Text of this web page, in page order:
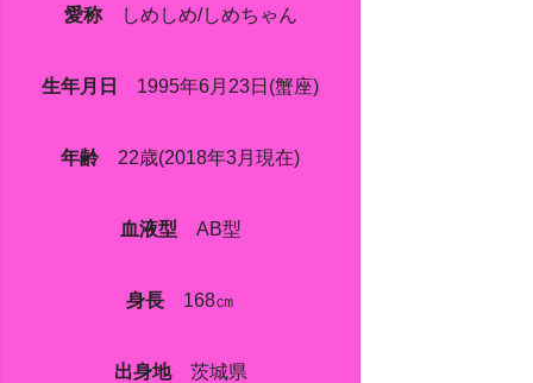
愛称 しめしめ/しめちゃん
生年月日 1995年6月23日(蟹座)
年齢 22歳(2018年3月現在)
血液型 AB型
身長 168㎝
出身地 茨城県